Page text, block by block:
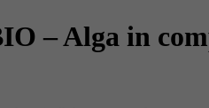
– Alga in